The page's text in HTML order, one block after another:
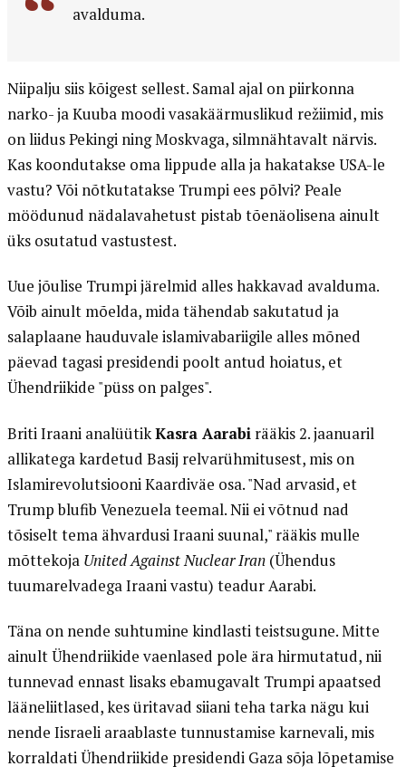
avalduma.
Niipalju siis kõigest sellest. Samal ajal on piirkonna
narko- ja Kuuba moodi vasakäärmuslikud režiimid, mis
on liidus Pekingi ning Moskvaga, silmnähtavalt närvis.
Kas koondutakse oma lippude alla ja hakatakse USA-le
vastu? Või nõtkutatakse Trumpi ees põlvi? Peale
möödunud nädalavahetust pistab tõenäolisena ainult
üks osutatud vastustest.
Uue jõulise Trumpi järelmid alles hakkavad avalduma.
Võib ainult mõelda, mida tähendab sakutatud ja
salaplaane hauduvale islamivabariigile alles mõned
päevad tagasi presidendi poolt antud hoiatus, et
Ühendriikide "püss on palges".
Briti Iraani analüütikKasra Aarabirääkis 2. jaanuaril
allikatega kardetud Basij relvarühmitusest, mis on
Islamirevolutsiooni Kaardiväe osa. "Nad arvasid, et
Trump blufib Venezuela teemal. Nii ei võtnud nad
tõsiselt tema ähvardusi Iraani suunal," rääkis mulle
mõttekoja United Against Nuclear Iran(Ühendus
tuumarelvadega Iraani vastu) teadur Aarabi.
Täna on nende suhtumine kindlasti teistsugune. Mitte
ainult Ühendriikide vaenlased pole ära hirmutatud, nii
tunnevad ennast lisaks ebamugavalt Trumpi apaatsed
lääneliitlased, kes üritavad siiani teha tarka nägu kui
nende Iisraeli araablaste tunnustamise karnevali, mis
korraldati Ühendriikide presidendi Gaza sõja lõpetamise